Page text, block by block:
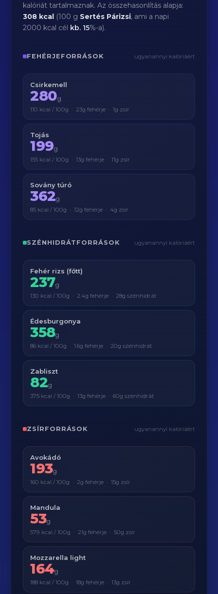
kalóriát tartalmaznak. Az összehasonlítás alapja:
308 kcal (100 g Sertés Párizsi, ami a napi
2000 kcal cél kb. 15%-a).
FEHÉRJEFORRÁSOK ugyanannyi kalóriáért
Csirkemell
280g
110 kcal / 100g · 23g fehérje · 1g zsír
Tojás
199g
155 kcal / 100g · 13g fehérje · 11g zsír
Sovány túró
362g
85 kcal / 100g · 12g fehérje · 4g zsír
SZÉNHIDRÁTFORRÁSOK ugyanannyi kalóriáért
Fehér rizs (főtt)
237g
130 kcal / 100g · 2.4g fehérje · 28g szénhidrát
Édesburgonya
358g
86 kcal / 100g · 1.6g fehérje · 20g szénhidrát
Zabliszt
82g
375 kcal / 100g · 13g fehérje · 60g szénhidrát
ZSÍRFORRÁSOK ugyanannyi kalóriáért
Avokádó
193g
160 kcal / 100g · 2g fehérje · 15g zsír
Mandula
53g
579 kcal / 100g · 21g fehérje · 50g zsír
Mozzarella light
164g
188 kcal / 100g · 18g fehérje · 13g zsír